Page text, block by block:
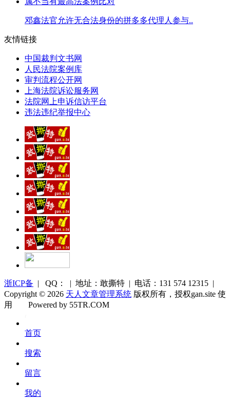
邓鑫法官允许无合法身份的拼多多代理人参与..
友情链接
中国裁判文书网
人民法院案例库
审判流程公开网
上海法院诉讼服务网
法院网上申诉信访平台
违法违纪举报中心
浙ICP备 | QQ： | 地址：敢撕特 | 电话：131 574 12315 |
Copyright © 2026 天人文章管理系统 版权所有，授权gan.site 使
用
库
Powered by 55TR.COM
首页
搜索
留言
我的